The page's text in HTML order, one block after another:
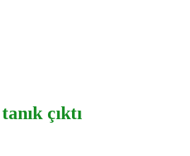
çıktı